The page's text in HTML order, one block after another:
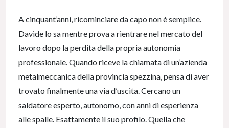
A cinquant’anni, ricominciare da capo non è semplice.
Davide lo sa mentre prova a rientrare nel mercato del
lavoro dopo la perdita della propria autonomia
professionale. Quando riceve la chiamata di un’azienda
metalmeccanica della provincia spezzina, pensa di aver
trovato finalmente una via d’uscita. Cercano un
saldatore esperto, autonomo, con anni di esperienza
alle spalle. Esattamente il suo profilo. Quella che